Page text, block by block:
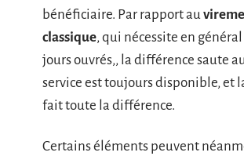
bénéficiaire. Par rapport au
classique, qui nécessite en
jours ouvrés,, la différence saute
service est toujours disponible, et
fait toute la différence.
Certains éléments peuvent